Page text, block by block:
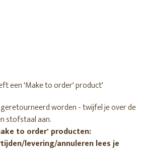
een 'Make to order' product'
worden - twijfel je over de
stofstaal aan.
to order' producten:
levering/annuleren lees je